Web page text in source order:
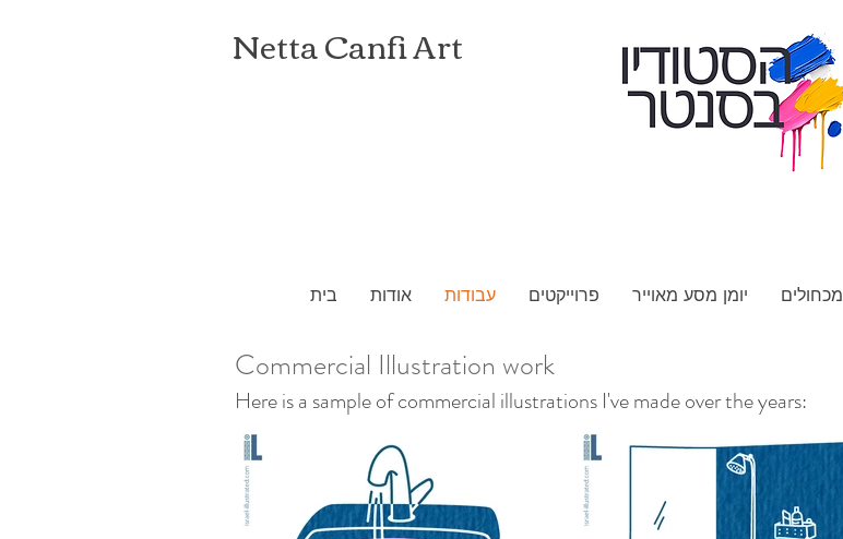
Netta Canfi Art
בית אודות עבודות פרוייקטים יומן מסע מאוייר מכחולים
Commercial Illustration work
Here is a sample of commercial illustrations I've made over the years: